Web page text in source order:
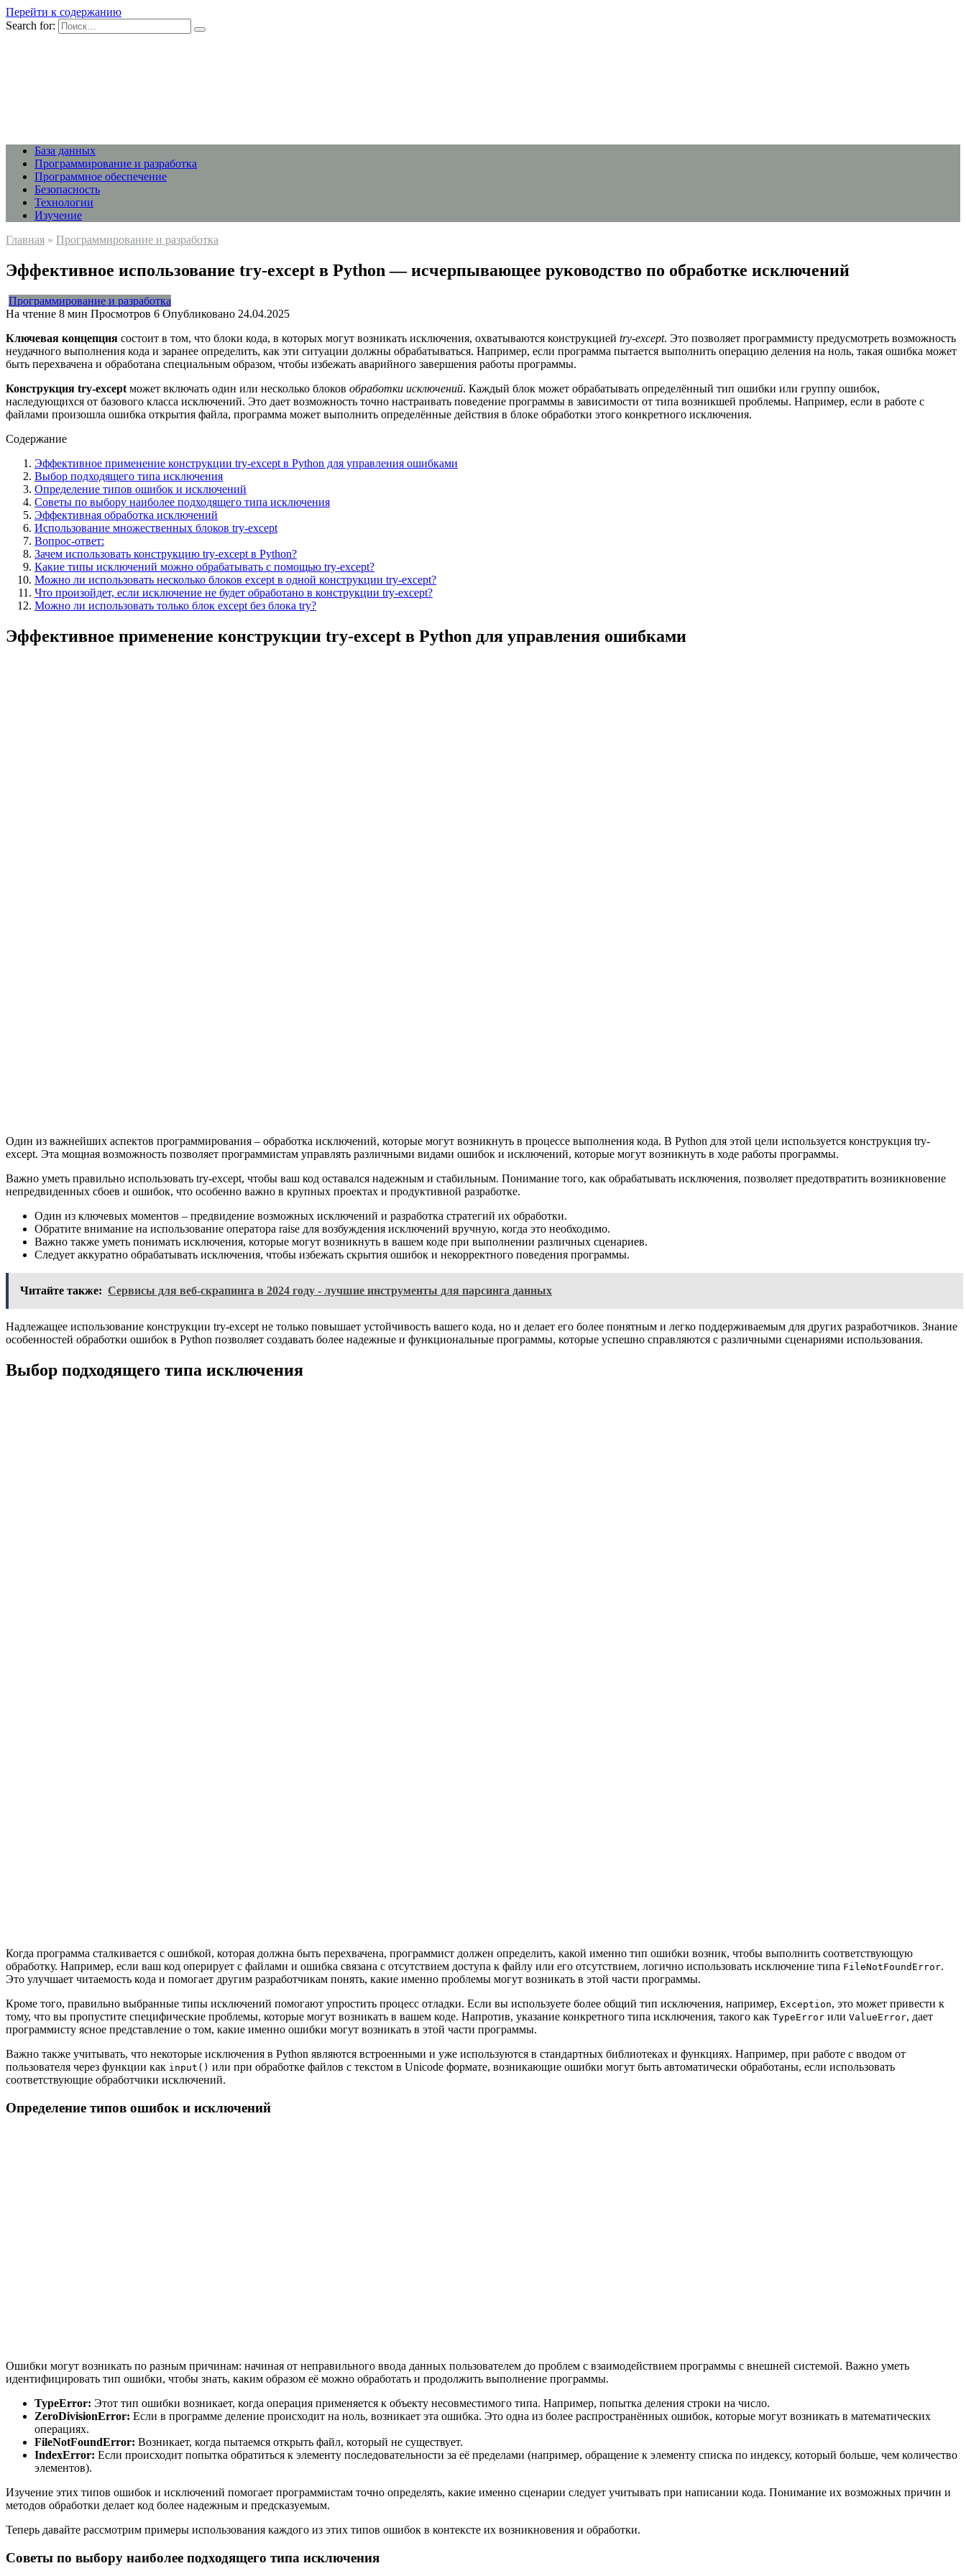
Перейти к содержанию
Search for:
База данных
Программирование и разработка
Программное обеспечение
Безопасность
Технологии
Изучение
Главная » Программирование и разработка
Эффективное использование try-except в Python — исчерпывающее руководство по обработке исключений
Программирование и разработка
На чтение 8 мин Просмотров 6 Опубликовано 24.04.2025
Ключевая концепция состоит в том, что блоки кода, в которых могут возникать исключения, охватываются конструкцией try-except. Это позволяет программисту предусмотреть возможность
неудачного выполнения кода и заранее определить, как эти ситуации должны обрабатываться. Например, если программа пытается выполнить операцию деления на ноль, такая ошибка может
быть перехвачена и обработана специальным образом, чтобы избежать аварийного завершения работы программы.
Конструкция try-except может включать один или несколько блоков обработки исключений. Каждый блок может обрабатывать определённый тип ошибки или группу ошибок,
наследующихся от базового класса исключений. Это дает возможность точно настраивать поведение программы в зависимости от типа возникшей проблемы. Например, если в работе с
файлами произошла ошибка открытия файла, программа может выполнить определённые действия в блоке обработки этого конкретного исключения.
Содержание
Эффективное применение конструкции try-except в Python для управления ошибками
Выбор подходящего типа исключения
Определение типов ошибок и исключений
Советы по выбору наиболее подходящего типа исключения
Эффективная обработка исключений
Использование множественных блоков try-except
Вопрос-ответ:
Зачем использовать конструкцию try-except в Python?
Какие типы исключений можно обрабатывать с помощью try-except?
Можно ли использовать несколько блоков except в одной конструкции try-except?
Что произойдет, если исключение не будет обработано в конструкции try-except?
Можно ли использовать только блок except без блока try?
Эффективное применение конструкции try-except в Python для управления ошибками
Один из важнейших аспектов программирования – обработка исключений, которые могут возникнуть в процессе выполнения кода. В Python для этой цели используется конструкция try-
except. Эта мощная возможность позволяет программистам управлять различными видами ошибок и исключений, которые могут возникнуть в ходе работы программы.
Важно уметь правильно использовать try-except, чтобы ваш код оставался надежным и стабильным. Понимание того, как обрабатывать исключения, позволяет предотвратить возникновение
непредвиденных сбоев и ошибок, что особенно важно в крупных проектах и продуктивной разработке.
Один из ключевых моментов – предвидение возможных исключений и разработка стратегий их обработки.
Обратите внимание на использование оператора raise для возбуждения исключений вручную, когда это необходимо.
Важно также уметь понимать исключения, которые могут возникнуть в вашем коде при выполнении различных сценариев.
Следует аккуратно обрабатывать исключения, чтобы избежать скрытия ошибок и некорректного поведения программы.
Читайте также: Сервисы для веб-скрапинга в 2024 году - лучшие инструменты для парсинга данных
Надлежащее использование конструкции try-except не только повышает устойчивость вашего кода, но и делает его более понятным и легко поддерживаемым для других разработчиков. Знание
особенностей обработки ошибок в Python позволяет создавать более надежные и функциональные программы, которые успешно справляются с различными сценариями использования.
Выбор подходящего типа исключения
Когда программа сталкивается с ошибкой, которая должна быть перехвачена, программист должен определить, какой именно тип ошибки возник, чтобы выполнить соответствующую
обработку. Например, если ваш код оперирует с файлами и ошибка связана с отсутствием доступа к файлу или его отсутствием, логично использовать исключение типа FileNotFoundError.
Это улучшает читаемость кода и помогает другим разработчикам понять, какие именно проблемы могут возникать в этой части программы.
Кроме того, правильно выбранные типы исключений помогают упростить процесс отладки. Если вы используете более общий тип исключения, например, Exception, это может привести к
тому, что вы пропустите специфические проблемы, которые могут возникать в вашем коде. Напротив, указание конкретного типа исключения, такого как TypeError или ValueError, дает
программисту ясное представление о том, какие именно ошибки могут возникать в этой части программы.
Важно также учитывать, что некоторые исключения в Python являются встроенными и уже используются в стандартных библиотеках и функциях. Например, при работе с вводом от
пользователя через функции как input() или при обработке файлов с текстом в Unicode формате, возникающие ошибки могут быть автоматически обработаны, если использовать
соответствующие обработчики исключений.
Определение типов ошибок и исключений
Ошибки могут возникать по разным причинам: начиная от неправильного ввода данных пользователем до проблем с взаимодействием программы с внешней системой. Важно уметь
идентифицировать тип ошибки, чтобы знать, каким образом её можно обработать и продолжить выполнение программы.
TypeError: Этот тип ошибки возникает, когда операция применяется к объекту несовместимого типа. Например, попытка деления строки на число.
ZeroDivisionError: Если в программе деление происходит на ноль, возникает эта ошибка. Это одна из более распространённых ошибок, которые могут возникать в математических
операциях.
FileNotFoundError: Возникает, когда пытаемся открыть файл, который не существует.
IndexError: Если происходит попытка обратиться к элементу последовательности за её пределами (например, обращение к элементу списка по индексу, который больше, чем количество
элементов).
Изучение этих типов ошибок и исключений помогает программистам точно определять, какие именно сценарии следует учитывать при написании кода. Понимание их возможных причин и
методов обработки делает код более надежным и предсказуемым.
Теперь давайте рассмотрим примеры использования каждого из этих типов ошибок в контексте их возникновения и обработки.
Советы по выбору наиболее подходящего типа исключения